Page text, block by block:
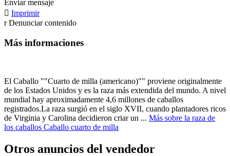
Enviar mensaje
 Imprimir
r Denunciar contenido
Más informaciones
El Caballo ""Cuarto de milla (americano)"" proviene originalmente
de los Estados Unidos y es la raza más extendida del mundo. A nivel
mundial hay aproximadamente 4,6 millones de caballos
registrados.La raza surgió en el siglo XVII, cuando plantadores ricos
de Virginia y Carolina decidieron criar un ... Más sobre la raza de
los caballos Caballo cuarto de milla
Otros anuncios del vendedor